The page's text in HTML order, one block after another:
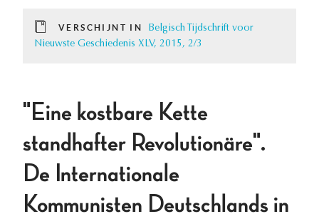
VERSCHIJNT IN
Belgisch Tijdschrift voor
Nieuwste Geschiedenis XLV, 2015, 2/3
"Eine kostbare Kette
standhafter Revolutionäre".
De Internationale
Kommunisten Deutschlands in